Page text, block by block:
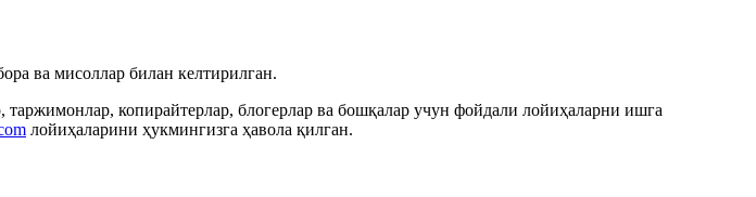
ва мисоллар билан келтирилган.
копирайтерлар, блогерлар ва бошқалар учун фойдали лойиҳаларни ишга
лойиҳаларини ҳукмингизга ҳавола қилган.